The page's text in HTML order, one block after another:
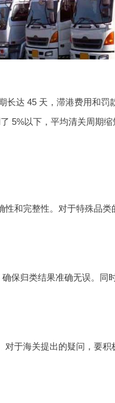
达 45 天，滞港费用和罚
5%以下，平均清关周期
和完整性。对于特殊品
保归类结果准确无误。同
于海关提出的疑问，要